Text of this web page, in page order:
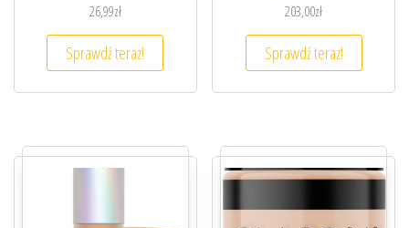
26,99zł
Sprawdź teraz!
203,00zł
Sprawdź teraz!